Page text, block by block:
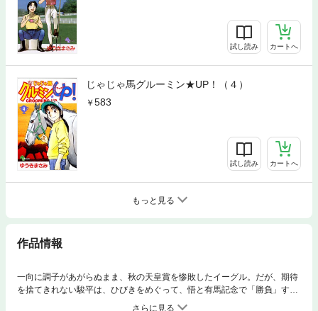
試し読み カートへ
じゃじゃ馬グルーミン★UP！（４）
583
試し読み カートへ
もっと見る
作品情報
一向に調子があがらぬまま、秋の天皇賞を惨敗したイーグル。だが、期待
を捨てきれない駿平は、ひびきをめぐって、悟と有馬記念で「勝負」する
ことになる！？暮の中山に吹き荒れる恋の嵐、堂々第10巻！